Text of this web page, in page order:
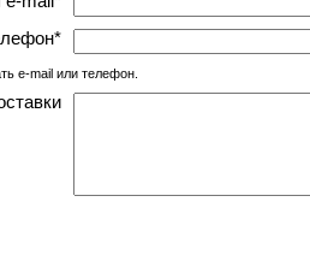
*
e-mail или телефон.